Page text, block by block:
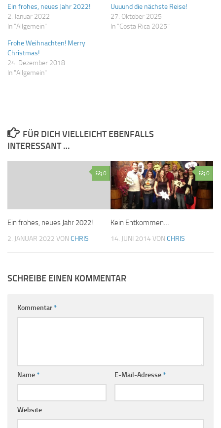
Ein frohes, neues Jahr 2022!
2. Januar 2022
In "Allgemein"
Uuuund die nächste Reise!
27. Oktober 2025
In "Costa Rica 2025"
Frohe Weihnachten! Merry
Christmas!
24. Dezember 2018
In "Allgemein"
FÜR DICH VIELLEICHT EBENFALLS
INTERESSANT …
0
Ein frohes, neues Jahr 2022!
2. JANUAR 2022 VON CHRIS
0
Kein Entkommen…
14. JUNI 2014 VON CHRIS
SCHREIBE EINEN KOMMENTAR
Kommentar*
Name* E-Mail-Adresse*
Website